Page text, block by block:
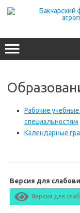
содержимому
Рабочие
специальностям
Календарные
Версия для
Версия для